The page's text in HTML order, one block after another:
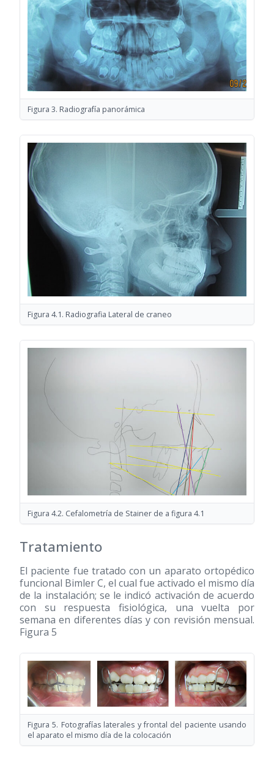
Figura 3. Radiografía panorámica
Figura 4.1. Radiografia Lateral de craneo
Figura 4.2. Cefalometría de Stainer de a figura 4.1
Tratamiento
El paciente fue tratado con un aparato ortopédico
funcional Bimler C, el cual fue activado el mismo día
de la instalación; se le indicó activación de acuerdo
con su respuesta fisiológica, una vuelta por
semana en diferentes días y con revisión mensual.
Figura 5
Figura 5. Fotografías laterales y frontal del paciente usando
el aparato el mismo día de la colocación